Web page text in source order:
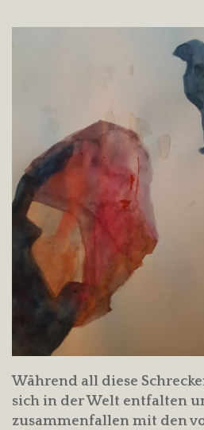
Während all diese
sich in der Welt entfalten
zusammenfallen mit den